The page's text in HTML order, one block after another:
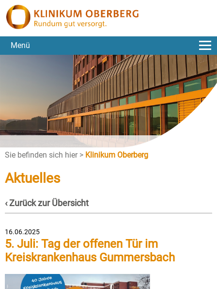
Menü
Sie befinden sich hier > Klinikum Oberberg
Aktuelles
‹ Zurück zur Übersicht
16.06.2025
5. Juli: Tag der offenen Tür im
Kreiskrankenhaus Gummersbach